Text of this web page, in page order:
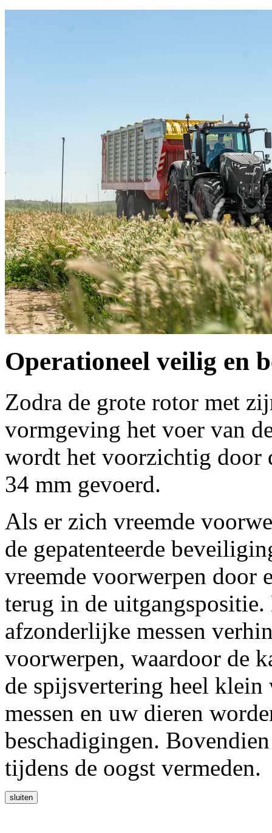
Operationeel veilig en
Zodra de grote rotor met
vormgeving het voer van
wordt het voorzichtig
34 mm gevoerd.
Als er zich vreemde
de gepatenteerde
vreemde voorwerpen door
terug in de
afzonderlijke messen
voorwerpen, waardoor de
de spijsvertering heel klein
messen en uw dieren
beschadigingen.
tijdens de oogst vermeden.
sluiten